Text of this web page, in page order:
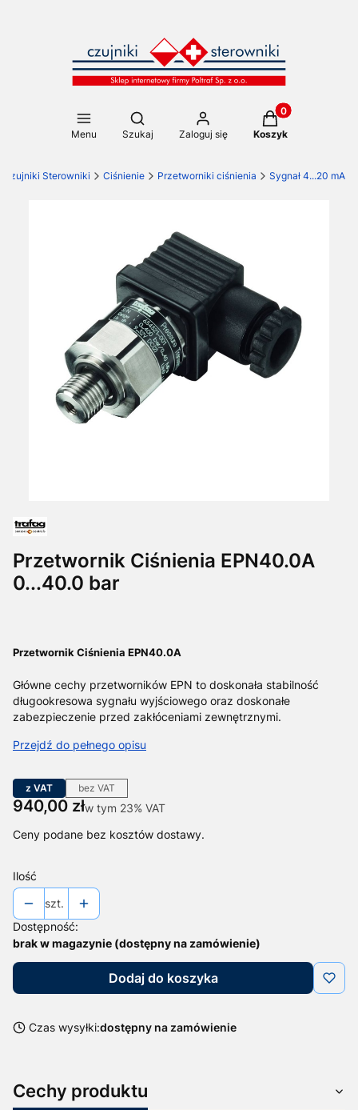
Menu
Otwórz wyszukiwarkę
Szukaj Zaloguj się
Produkty w
Koszyk
Czujniki Sterowniki Ciśnienie Przetworniki ciśnienia Sygnał 4...20 mA
Przetwornik Ciśnienia EPN40.0A
0...40.0 bar
Przetwornik Ciśnienia EPN40.0A
Główne cechy przetworników EPN to doskonała stabilność
długookresowa sygnału wyjściowego oraz doskonałe
zabezpieczenie przed zakłóceniami zewnętrznymi.
Przejdź do pełnego opisu
z VAT bez VAT
Cena
940,00 złw tym 23% VAT
w tym 23% VAT
Ceny podane bez kosztów dostawy.
Ilość
szt.
Dostępność:
brak w magazynie (dostępny na zamówienie)
Dodaj do koszyka
Czas wysyłki:dostępny na zamówienie
Cechy produktu